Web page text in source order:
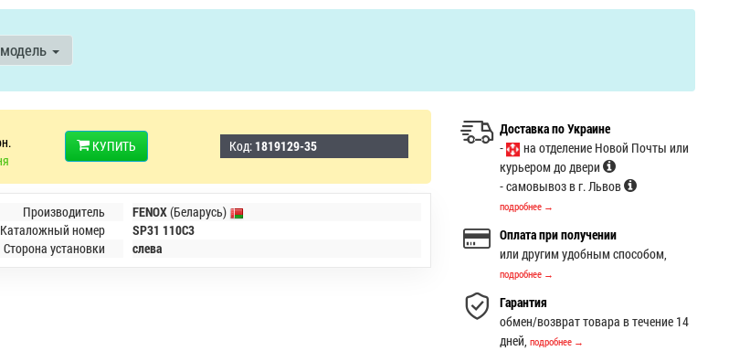
КУПИТЬ Код: 1819129-35
Производитель FENOX(Беларусь)
Каталожный номер
SP31 110C3
Сторона установки
слева
Доставка по Украине
-
на отделение Новой Почты или
курьером до двери
- самовывоз в г. Львов
подробнее →
Оплата при получении
или другим удобным способом,
подробнее →
Гарантия
обмен/возврат товара в течение 14
дней,подробнее →